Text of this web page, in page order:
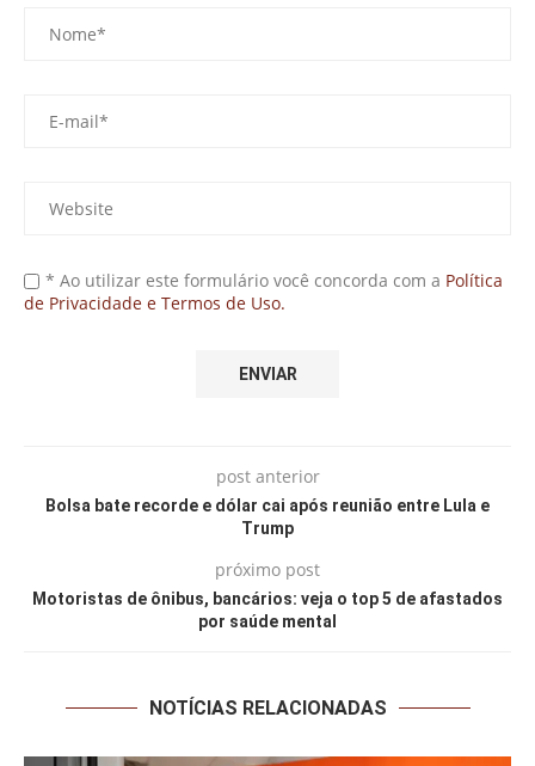
* Ao utilizar este formulário você concorda com a Política
de Privacidade e Termos de Uso.
post anterior
Bolsa bate recorde e dólar cai após reunião entre Lula e
Trump
próximo post
Motoristas de ônibus, bancários: veja o top 5 de afastados
por saúde mental
NOTÍCIAS RELACIONADAS